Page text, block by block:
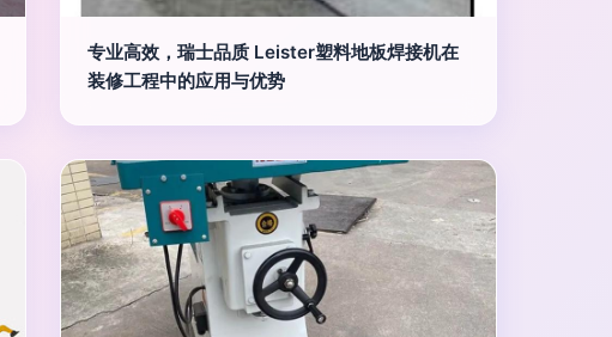
专业高效，瑞士品质 Leister塑料地板焊接机在
装修工程中的应用与优势